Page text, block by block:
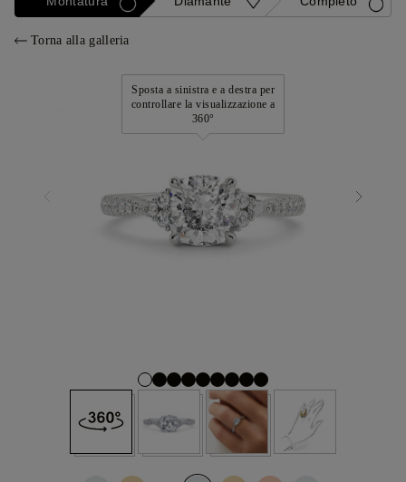
Torna alla galleria
Sposta a sinistra e a destra per
controllare la visualizzazione a
360°